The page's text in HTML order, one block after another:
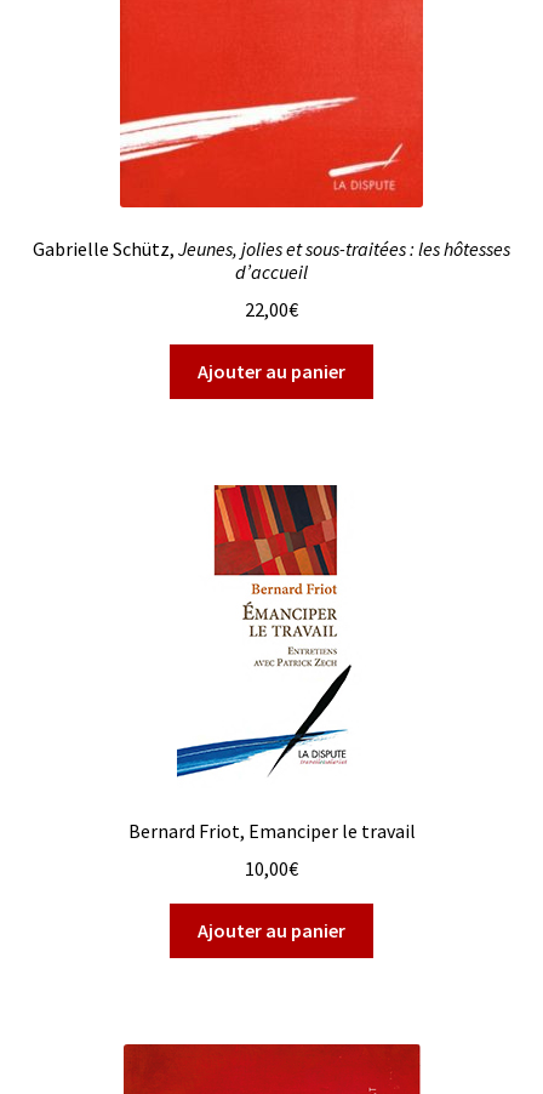
Gabrielle Schütz, Jeunes, jolies et sous-traitées : les hôtesses
d’accueil
22,00€
Ajouter au panier
Bernard Friot, Emanciper le travail
10,00€
Ajouter au panier